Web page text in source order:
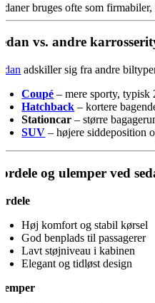
bruges ofte som
vs. andre
adskiller sig fra andre
Coupé – mere sporty, typisk
Hatchback – kortere
Stationcar – større
SUV – højere siddeposition
og ulemper ved
Høj komfort og stabil kørsel
God benplads til passagerer
Lavt støjniveau i kabinen
Elegant og tidløst design